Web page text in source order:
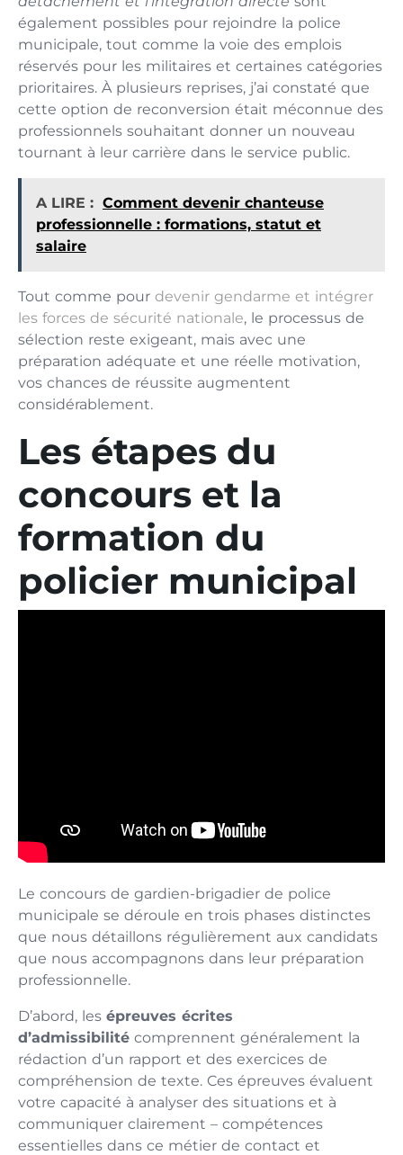
également possibles pour rejoindre la police
municipale, tout comme la voie des emplois
réservés pour les militaires et certaines catégories
prioritaires. À plusieurs reprises, j’ai constaté que
cette option de reconversion était méconnue des
professionnels souhaitant donner un nouveau
tournant à leur carrière dans le service public.
A LIRE : Comment devenir chanteuse
professionnelle : formations, statut et
salaire
Tout comme pour devenir gendarme et intégrer
les forces de sécurité nationale, le processus de
sélection reste exigeant, mais avec une
préparation adéquate et une réelle motivation,
vos chances de réussite augmentent
considérablement.
Les étapes du
concours et la
formation du
policier municipal
Le concours de gardien-brigadier de police
municipale se déroule en trois phases distinctes
que nous détaillons régulièrement aux candidats
que nous accompagnons dans leur préparation
professionnelle.
D’abord, les épreuves écrites
d’admissibilité comprennent généralement la
rédaction d’un rapport et des exercices de
compréhension de texte. Ces épreuves évaluent
votre capacité à analyser des situations et à
communiquer clairement – compétences
essentielles dans ce métier de contact et